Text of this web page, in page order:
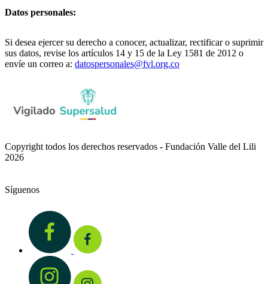
Datos personales:
Si desea ejercer su derecho a conocer, actualizar, rectificar o suprimir
sus datos, revise los artículos 14 y 15 de la Ley 1581 de 2012 o
envíe un correo a: datospersonales@fvl.org.co
Copyright todos los derechos reservados - Fundación Valle del Lili
2026
Síguenos